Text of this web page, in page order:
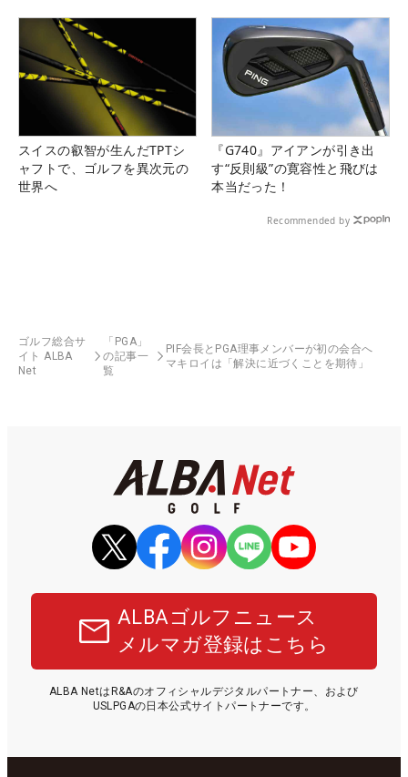
スイスの叡智が生んだTPTシ
ャフトで、ゴルフを異次元の
世界へ
『G740』アイアンが引き出
す“反則級”の寛容性と飛びは
本当だった！
Recommended by
ゴルフ総合サ
イト ALBA
Net
「PGA」
の記事一
覧
PIF会長とPGA理事メンバーが初の会合へ
マキロイは「解決に近づくことを期待」
ALBAゴルフニュース
メルマガ登録はこちら
ALBA NetはR&Aのオフィシャルデジタルパートナー、および
USLPGAの日本公式サイトパートナーです。